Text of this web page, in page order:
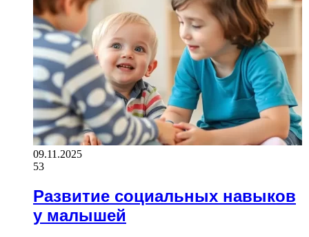
09.11.2025
53
Развитие социальных навыков
у малышей